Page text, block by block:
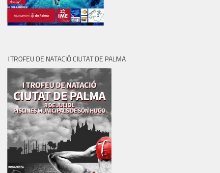
I TROFEU DE NATACIÓ CIUTAT DE PALMA